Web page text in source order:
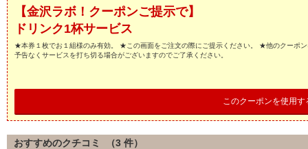
【金沢ラボ！クーポンご提示で】
ドリンク1杯サービス
★本券１枚でお１組様のみ有効。 ★この画面をご注文の際にご提示ください。 ★他のクーポ
予告なくサービスを打ち切る場合がございますのでご了承ください。
このクーポンを使用す
おすすめのクチコミ （3 件）